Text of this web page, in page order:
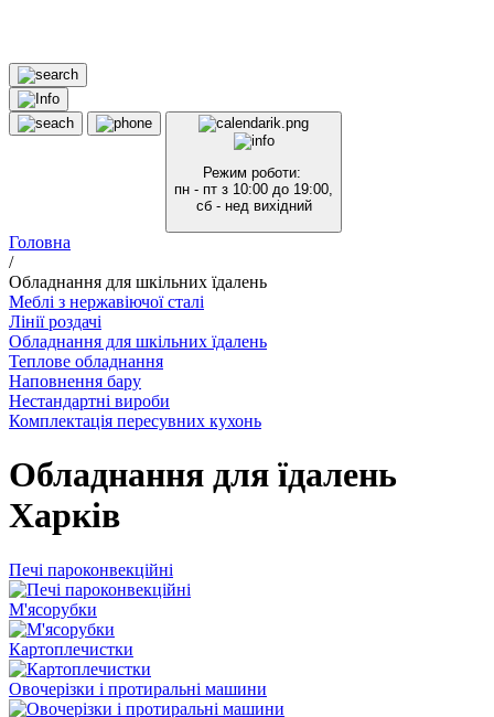
Режим роботи:
пн - пт з 10:00 до 19:00,
сб - нед вихідний
Головна
/
Обладнання для шкільних їдалень
Меблі з нержавіючої сталі
Лінії роздачі
Обладнання для шкільних їдалень
Теплове обладнання
Наповнення бару
Нестандартні вироби
Комплектація пересувних кухонь
Обладнання для їдалень
Харків
Печі пароконвекційні
М'ясорубки
Картоплечистки
Овочерізки і протиральні машини